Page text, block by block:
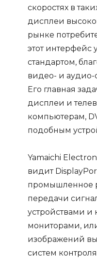
скоростях в
дисплеи
рынке
этот интерфейс
стандартом,
видео- и аудио-
Его главная
дисплеи и
компьютерам,
подобным
Yamaichi
видит
промышленное
передачи
устройствами
мониторами,
изображений
систем